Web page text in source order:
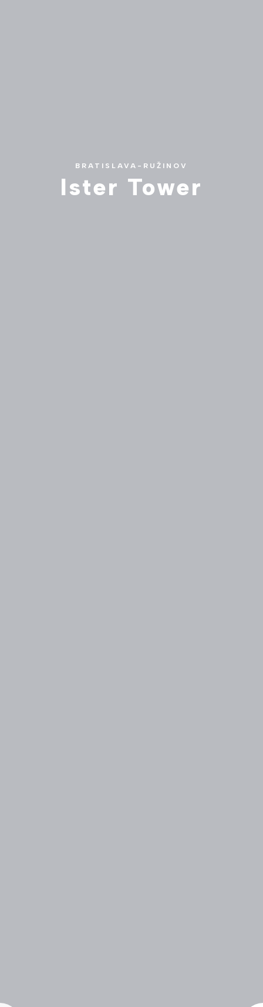
BRATISLAVA-RUŽINOV
Ister Tower